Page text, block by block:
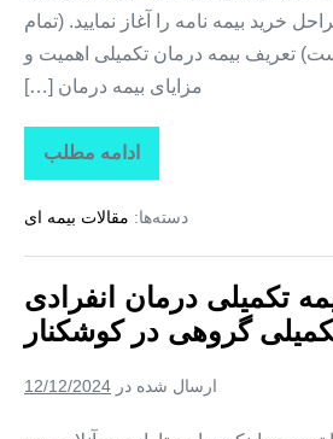
خرید بیمه نامه را آغاز نمایید. (تمام
تعریف بیمه درمان تکمیلی اهمیت و
مزایای بیمه درمان […]
ادامه مطلب
تاراز
بیمه
بیمه
درمان
+
بیمه
درمان
تکمیلی
در
دسته‌ها: مقالات بیمه ای
تکمیلی درمان انفرادی
گروهی در کوشکنار
ارسال شده در 12/12/2024